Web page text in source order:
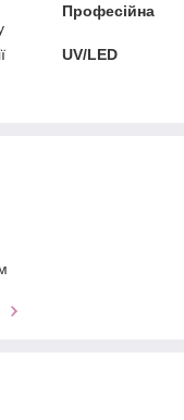
Професійна
UV/LED